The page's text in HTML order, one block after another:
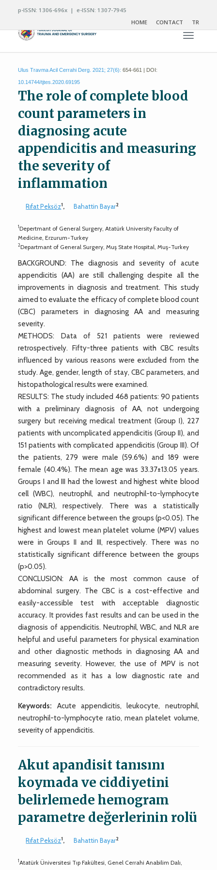
p-ISSN: 1306-696x | e-ISSN: 1307-7945
HOME
CONTACT TR
Toggle
Ulus Travma Acil Cerrahi Derg. 2021; 27(6): 654-661 | DOI:
10.14744/tjtes.2020.69195
The role of complete blood
count parameters in
diagnosing acute
appendicitis and measuring
the severity of
inflammation
Rıfat Peksöz1, Bahattin Bayar2
1Depertmant of General Surgery, Atatürk University Faculty of
Medicine, Erzurum-Turkey
2Departmant of General Surgery, Muş State Hospital, Muş-Turkey
BACKGROUND: The diagnosis and severity of acute
appendicitis (AA) are still challenging despite all the
improvements in diagnosis and treatment. This study
aimed to evaluate the efficacy of complete blood count
(CBC) parameters in diagnosing AA and measuring
severity.
METHODS: Data of 521 patients were reviewed
retrospectively. Fifty-three patients with CBC results
influenced by various reasons were excluded from the
study. Age, gender, length of stay, CBC parameters, and
histopathological results were examined.
RESULTS: The study included 468 patients: 90 patients
with a preliminary diagnosis of AA, not undergoing
surgery but receiving medical treatment (Group I), 227
patients with uncomplicated appendicitis (Group II), and
151 patients with complicated appendicitis (Group III). Of
the patients, 279 were male (59.6%) and 189 were
female (40.4%). The mean age was 33.37±13.05 years.
Groups I and III had the lowest and highest white blood
cell (WBC), neutrophil, and neutrophil-to-lymphocyte
ratio (NLR), respectively. There was a statistically
significant difference between the groups (p<0.05). The
highest and lowest mean platelet volume (MPV) values
were in Groups II and III, respectively. There was no
statistically significant difference between the groups
(p>0.05).
CONCLUSION: AA is the most common cause of
abdominal surgery. The CBC is a cost-effective and
easily-accessible test with acceptable diagnostic
accuracy. It provides fast results and can be used in the
diagnosis of appendicitis. Neutrophil, WBC, and NLR are
helpful and useful parameters for physical examination
and other diagnostic methods in diagnosing AA and
measuring severity. However, the use of MPV is not
recommended as it has a low diagnostic rate and
contradictory results.
Keywords: Acute appendicitis, leukocyte, neutrophil,
neutrophil-to-lymphocyte ratio, mean platelet volume,
severity of appendicitis.
Akut apandisit tanısını
koymada ve ciddiyetini
belirlemede hemogram
parametre değerlerinin rolü
Rıfat Peksöz1, Bahattin Bayar2
1Atatürk Üniversitesi Tıp Fakültesi, Genel Cerrahi Anabilim Dalı,